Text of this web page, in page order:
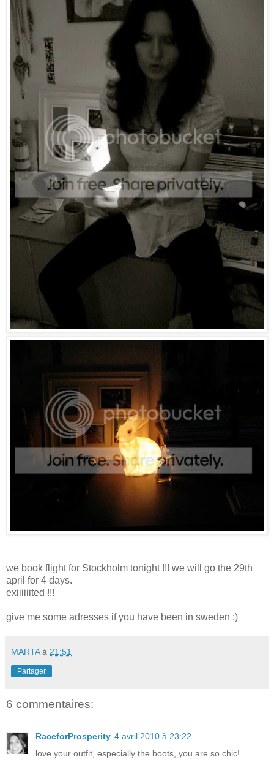
we book flight for Stockholm tonight !!! we will go the 29th
april for 4 days.
exiiiiiited !!!
give me some adresses if you have been in sweden :)
MARTA à 21:51
Partager
6 commentaires:
RaceforProsperity 4 avril 2010 à 23:22
love your outfit, especially the boots, you are so chic!